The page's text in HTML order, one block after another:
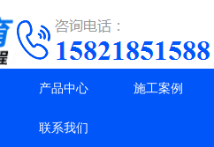
产品中心 施工案例
联系我们